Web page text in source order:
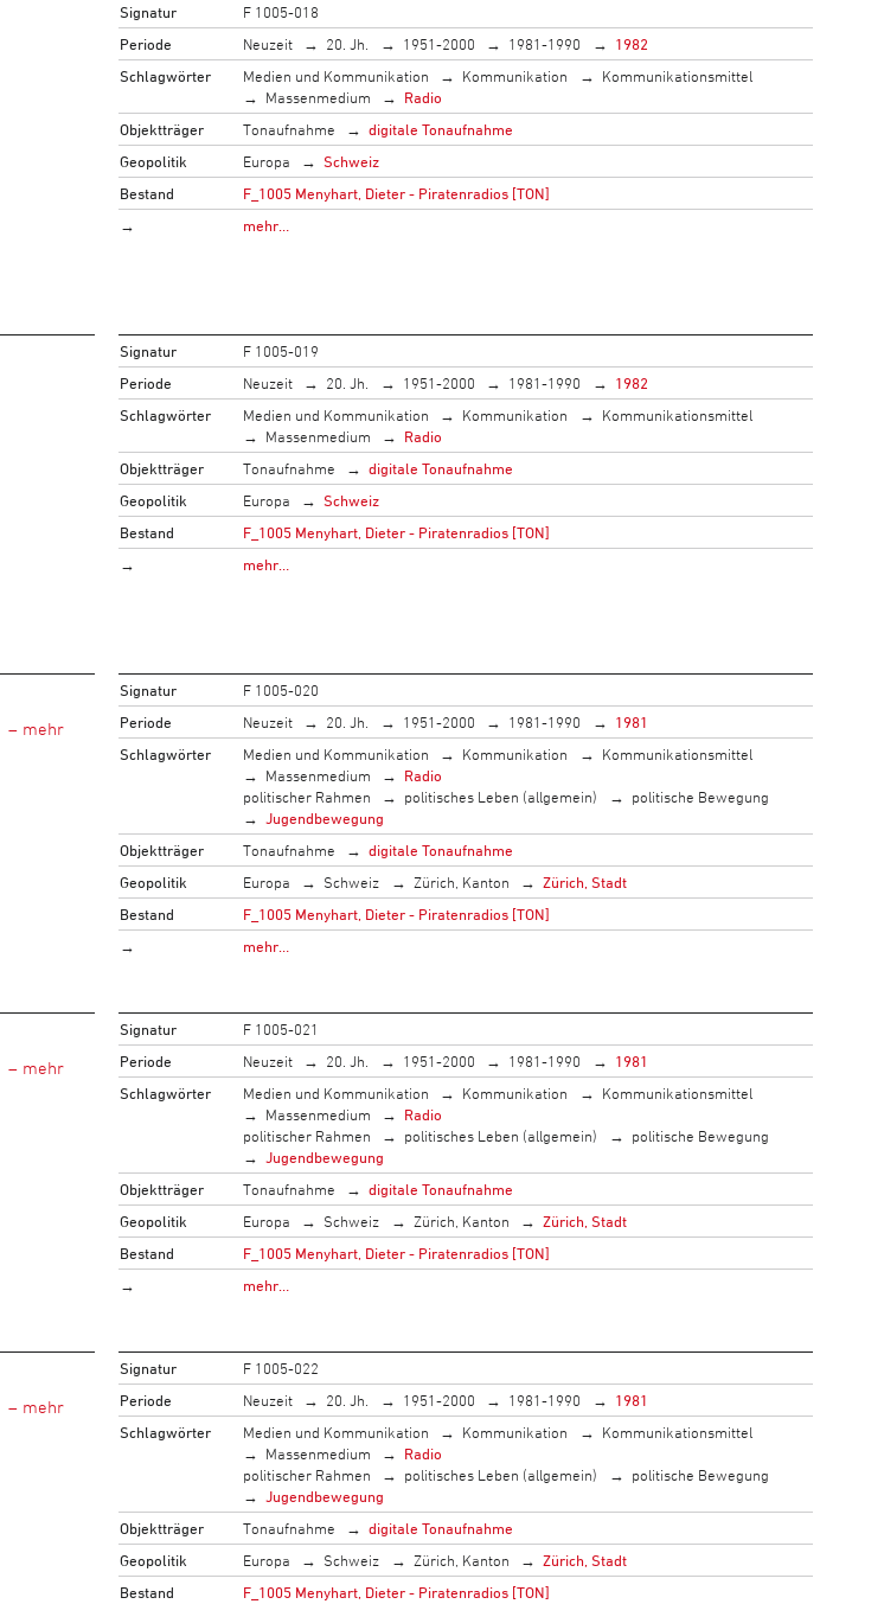
Signatur
F 1005-018
Periode
Neuzeit 20. Jh. 1951-2000 1981-1990
1982
Schlagwörter
Medien und Kommunikation Kommunikation
Kommunikationsmittel
Massenmedium
Radio
Objektträger
Tonaufnahme
digitale Tonaufnahme
Geopolitik
Europa
Schweiz
Bestand
F_1005 Menyhart, Dieter - Piratenradios [TON]
→
mehr…
Signatur
F 1005-019
Periode
Neuzeit 20. Jh. 1951-2000 1981-1990
1982
Schlagwörter
Medien und Kommunikation Kommunikation
Kommunikationsmittel
Massenmedium
Radio
Objektträger
Tonaufnahme
digitale Tonaufnahme
Geopolitik
Europa
Schweiz
Bestand
F_1005 Menyhart, Dieter - Piratenradios [TON]
→
mehr…
Signatur
F 1005-020
Periode
Neuzeit 20. Jh. 1951-2000 1981-1990
1981
Schlagwörter
Medien und Kommunikation Kommunikation
Kommunikationsmittel
Massenmedium
Radio
politischer Rahmen
politisches Leben (allgemein)
politische Bewegung
Jugendbewegung
Objektträger
Tonaufnahme
digitale Tonaufnahme
Geopolitik
Europa Schweiz Zürich, Kanton
Zürich, Stadt
Bestand
F_1005 Menyhart, Dieter - Piratenradios [TON]
→
mehr…
Signatur
F 1005-021
Periode
Neuzeit 20. Jh. 1951-2000 1981-1990
1981
Schlagwörter
Medien und Kommunikation Kommunikation
Kommunikationsmittel
Massenmedium
Radio
politischer Rahmen
politisches Leben (allgemein)
politische Bewegung
Jugendbewegung
Objektträger
Tonaufnahme
digitale Tonaufnahme
Geopolitik
Europa Schweiz Zürich, Kanton
Zürich, Stadt
Bestand
F_1005 Menyhart, Dieter - Piratenradios [TON]
→
mehr…
Signatur
F 1005-022
Periode
Neuzeit 20. Jh. 1951-2000 1981-1990
1981
Schlagwörter
Medien und Kommunikation Kommunikation
Kommunikationsmittel
Massenmedium
Radio
politischer Rahmen
politisches Leben (allgemein)
politische Bewegung
Jugendbewegung
Objektträger
Tonaufnahme
digitale Tonaufnahme
Geopolitik
Europa Schweiz Zürich, Kanton
Zürich, Stadt
Bestand
F_1005 Menyhart, Dieter - Piratenradios [TON]